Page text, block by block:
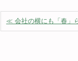
≪ 会社の横にも「春」